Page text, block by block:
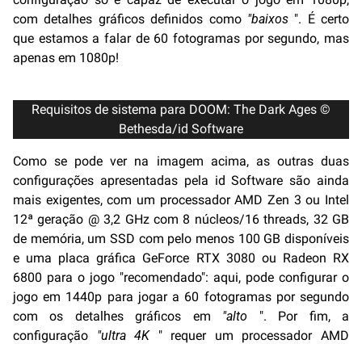
com detalhes gráficos definidos como "baixos". É certo
que estamos a falar de 60 fotogramas por segundo, mas
apenas em 1080p!
Requisitos de sistema para DOOM: The Dark Ages ©
Bethesda/id Software
Como se pode ver na imagem acima, as outras duas
configurações apresentadas pela id Software são ainda
mais exigentes, com um processador AMD Zen 3 ou Intel
12ª geração @ 3,2 GHz com 8 núcleos/16 threads, 32 GB
de memória, um SSD com pelo menos 100 GB disponíveis
e uma placa gráfica GeForce RTX 3080 ou Radeon RX
6800 para o jogo "recomendado": aqui, pode configurar o
jogo em 1440p para jogar a 60 fotogramas por segundo
com os detalhes gráficos em "alto ". Por fim, a
configuração "ultra 4K" requer um processador AMD